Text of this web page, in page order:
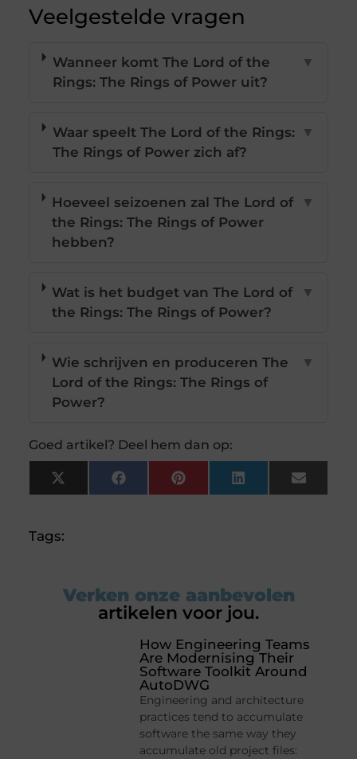
Veelgestelde vragen
Wanneer komt The Lord of the
Rings: The Rings of Power uit?
▼
Waar speelt The Lord of the Rings:
The Rings of Power zich af?
▼
Hoeveel seizoenen zal The Lord of
the Rings: The Rings of Power
hebben?
▼
Wat is het budget van The Lord of
the Rings: The Rings of Power?
▼
Wie schrijven en produceren The
Lord of the Rings: The Rings of
Power?
▼
Goed artikel? Deel hem dan op:
X
(Twitter)
FacebookPinterestLinkedInEmail
Tags:
Verken onze aanbevolen
artikelen voor jou.
How Engineering Teams
Are Modernising Their
Software Toolkit Around
AutoDWG
Engineering and architecture
practices tend to accumulate
software the same way they
accumulate old project files: